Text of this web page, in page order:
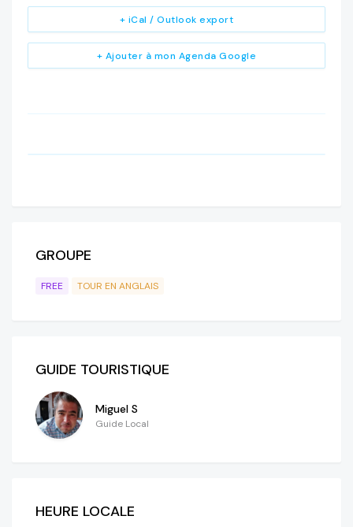
+ Ajouter à mon Agenda Google
+ iCal / Outlook export
GROUPE
FREE TOUR EN ANGLAIS
GUIDE TOURISTIQUE
Miguel S
Guide Local
HEURE LOCALE